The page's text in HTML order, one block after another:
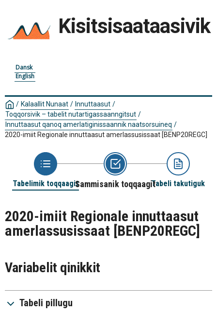
Kisitsisaataasivik
Dansk
English
/ Kalaallit Nunaat / Innuttaasut /
Toqqorsivik – tabelit nutartigassaanngitsut /
Innuttaasut qanoq amerlatiginissaannik naatsorsuineq /
2020-imiit Regionale innuttaasut amerlassusissaat [BENP20REGC]
Tabelimik toqqaagitSammisanik toqqaagitTabeli takutiguk
2020-imiit Regionale innuttaasut
amerlassusissaat [BENP20REGC]
Variabelit qinikkit
Tabeli pillugu